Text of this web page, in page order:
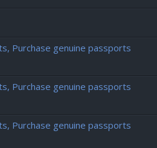
Purchase genuine passports
Purchase genuine passports
Purchase genuine passports